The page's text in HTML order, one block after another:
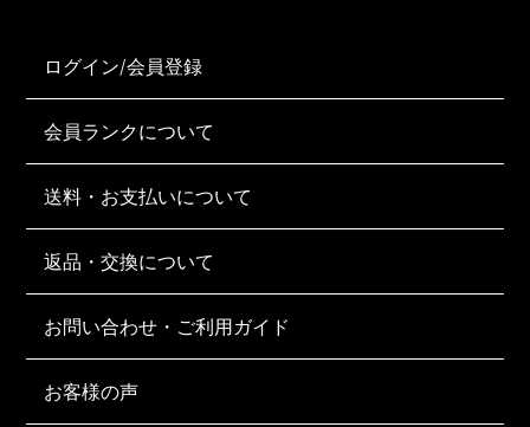
ログイン/会員登録
会員ランクについて
送料・お支払いについて
返品・交換について
お問い合わせ・ご利用ガイド
お客様の声